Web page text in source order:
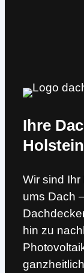
Ihre
Holstein
Wir sind Ihr
ums Dach
hin zu